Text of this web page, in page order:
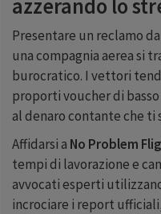
azzerando lo
Presentare un reclamo
una compagnia aerea si
burocratico. I vettori
proporti voucher di
al denaro contante che
Affidarsi a No Problem
tempi di lavorazione e
avvocati esperti
incrociare i report